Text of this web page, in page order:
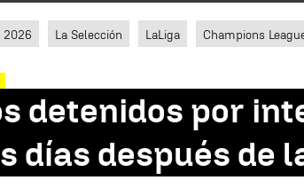
¿Qué estás
2026 La Selección LaLiga Champions
detenidos por
días después de